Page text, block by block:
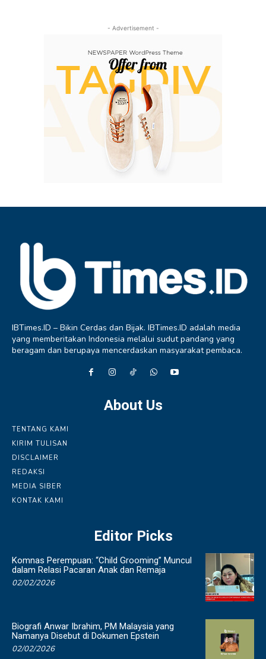
- Advertisement -
IBTimes.ID – Bikin Cerdas dan Bijak. IBTimes.ID adalah media
yang memberitakan Indonesia melalui sudut pandang yang
beragam dan berupaya mencerdaskan masyarakat pembaca.
About Us
TENTANG KAMI
KIRIM TULISAN
DISCLAIMER
REDAKSI
MEDIA SIBER
KONTAK KAMI
Editor Picks
Komnas Perempuan: “Child Grooming” Muncul
dalam Relasi Pacaran Anak dan Remaja
02/02/2026
Biografi Anwar Ibrahim, PM Malaysia yang
Namanya Disebut di Dokumen Epstein
02/02/2026